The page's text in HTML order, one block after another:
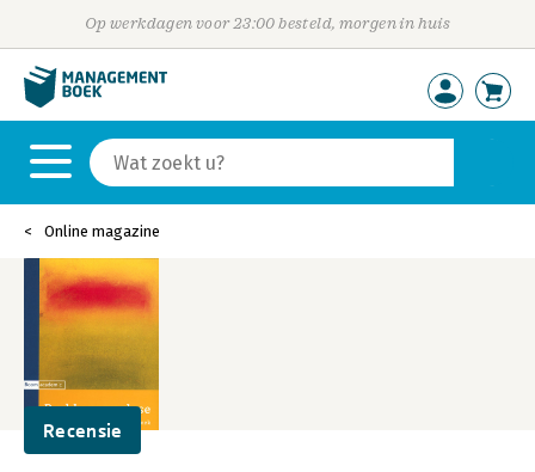
Op werkdagen voor 23:00 besteld, morgen in huis
Online magazine
Recensie